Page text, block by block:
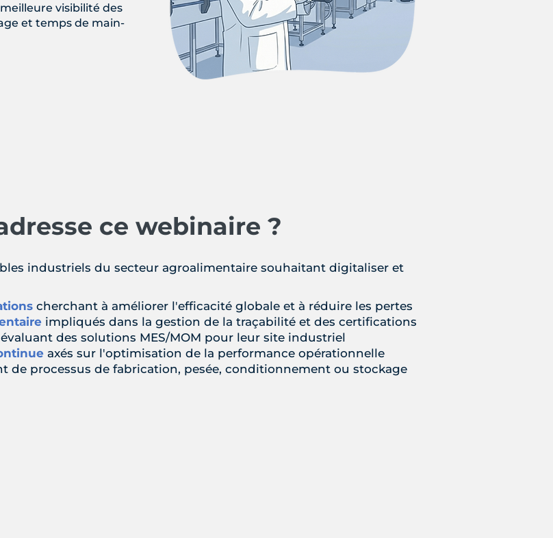
visibilité des
et temps de main-
ce webinaire ?
industriels du secteur agroalimentaire souhaitant digitaliser et
cherchant à améliorer l'efficacité globale et à réduire les pertes
impliqués dans la gestion de la traçabilité et des certifications
évaluant des solutions MES/MOM pour leur site industriel
axés sur l'optimisation de la performance opérationnelle
de processus de fabrication, pesée, conditionnement ou stockage